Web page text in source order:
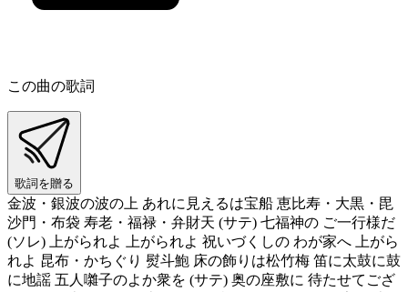
この曲の歌詞
歌詞を贈る
金波・銀波の波の上 あれに見えるは宝船 恵比寿・大黒・毘
沙門・布袋 寿老・福禄・弁財天 (サテ) 七福神の ご一行様だ
(ソレ) 上がられよ 上がられよ 祝いづくしの わが家へ 上がら
れよ 昆布・かちぐり 熨斗鮑 床の飾りは松竹梅 笛に太鼓に鼓
に地謡 五人囃子のよか衆を (サテ) 奥の座敷に 待たせてござ